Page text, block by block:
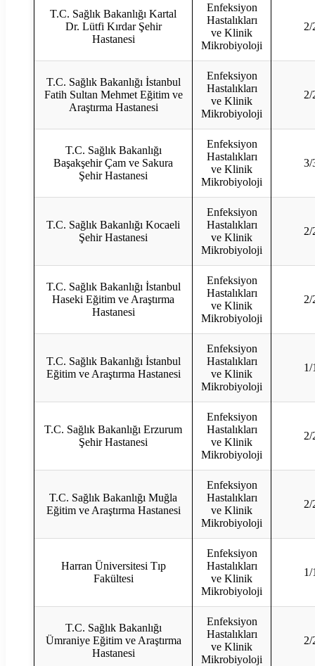
T.C. Sağlık Bakanlığı Kartal
Dr. Lütfi Kırdar Şehir
Hastanesi
Enfeksiyon
Hastalıkları
ve Klinik
Mikrobiyoloji
2/
T.C. Sağlık Bakanlığı İstanbul
Fatih Sultan Mehmet Eğitim ve
Araştırma Hastanesi
Enfeksiyon
Hastalıkları
ve Klinik
Mikrobiyoloji
2/
T.C. Sağlık Bakanlığı
Başakşehir Çam ve Sakura
Şehir Hastanesi
Enfeksiyon
Hastalıkları
ve Klinik
Mikrobiyoloji
3/
T.C. Sağlık Bakanlığı Kocaeli
Şehir Hastanesi
Enfeksiyon
Hastalıkları
ve Klinik
Mikrobiyoloji
2/
T.C. Sağlık Bakanlığı İstanbul
Haseki Eğitim ve Araştırma
Hastanesi
Enfeksiyon
Hastalıkları
ve Klinik
Mikrobiyoloji
2/
T.C. Sağlık Bakanlığı İstanbul
Eğitim ve Araştırma Hastanesi
Enfeksiyon
Hastalıkları
ve Klinik
Mikrobiyoloji
1/
T.C. Sağlık Bakanlığı Erzurum
Şehir Hastanesi
Enfeksiyon
Hastalıkları
ve Klinik
Mikrobiyoloji
2/
T.C. Sağlık Bakanlığı Muğla
Eğitim ve Araştırma Hastanesi
Enfeksiyon
Hastalıkları
ve Klinik
Mikrobiyoloji
2/
Harran Üniversitesi Tıp
Fakültesi
Enfeksiyon
Hastalıkları
ve Klinik
Mikrobiyoloji
1/
T.C. Sağlık Bakanlığı
Ümraniye Eğitim ve Araştırma
Hastanesi
Enfeksiyon
Hastalıkları
ve Klinik
Mikrobiyoloji
2/